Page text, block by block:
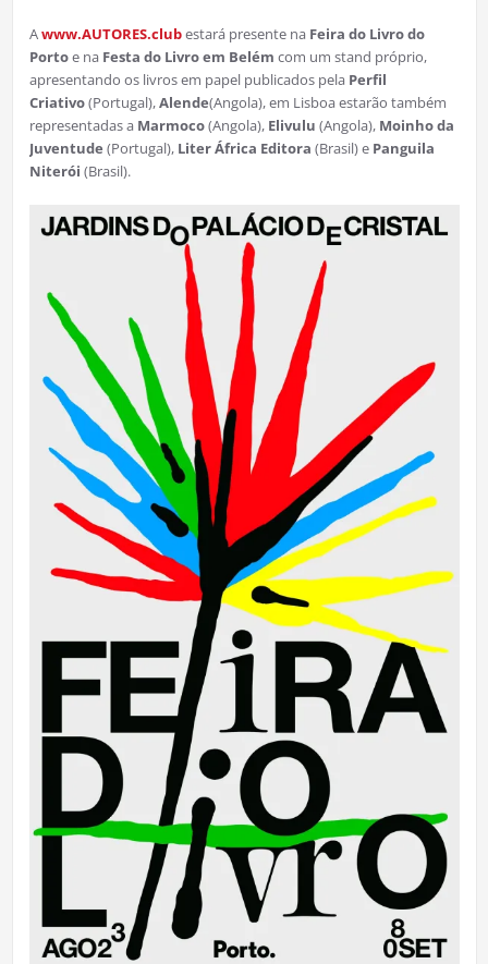
Awww.AUTORES.clubestará presente na Feira do Livro do
Portoe na Festa do Livro em Belém com um stand próprio,
apresentando os livros em papel publicados pela Perfil
Criativo(Portugal),Alende(Angola), em Lisboa estarão também
representadas a Marmoco(Angola), Elivulu (Angola), Moinho da
Juventude (Portugal), Liter África Editora (Brasil) e Panguila
Niterói (Brasil).